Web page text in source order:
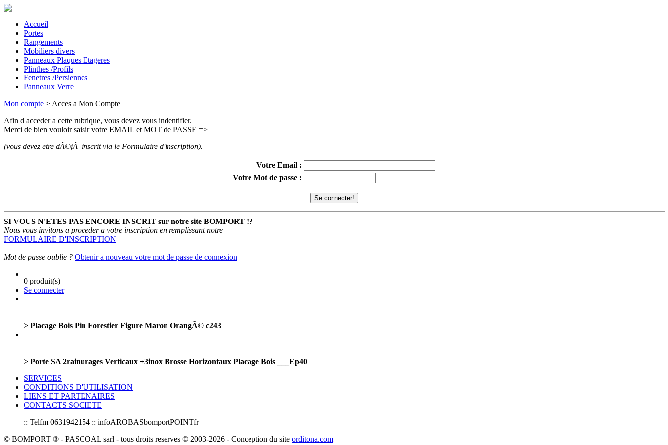
Accueil
Portes
Rangements
Mobiliers divers
Panneaux Plaques Etageres
Plinthes /Profils
Fenetres /Persiennes
Panneaux Verre
Mon compte > Acces a Mon Compte
Afin d acceder a cette rubrique, vous devez vous indentifier.
Merci de bien vouloir saisir votre EMAIL et MOT de PASSE =>
(vous devez etre dÃ©jÃ inscrit via le Formulaire d'inscription).
Votre Email :
Votre Mot de passe :
SI VOUS N'ETES PAS ENCORE INSCRIT sur notre site BOMPORT !?
Nous vous invitons a proceder a votre inscription en remplissant notre
FORMULAIRE D'INSCRIPTION
Mot de passe oublie ? Obtenir a nouveau votre mot de passe de connexion
0 produit(s)
Se connecter
> Placage Bois Pin Forestier Figure Maron OrangÃ© c243
> Porte SA 2rainurages Verticaux +3inox Brosse Horizontaux Placage Bois ___Ep40
SERVICES
CONDITIONS D'UTILISATION
LIENS ET PARTENAIRES
CONTACTS SOCIETE
:: Telfm 0631942154 :: infoAROBASbomportPOINTfr
© BOMPORT ® - PASCOAL sarl - tous droits reserves © 2003-2026 - Conception du site orditona.com